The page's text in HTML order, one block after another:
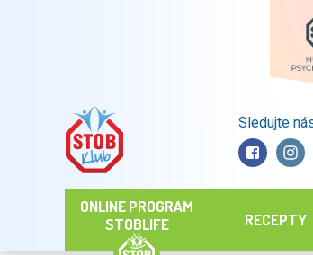
Sledujte
ONLINE PROGRAM
STOBLIFE
RECEPTY